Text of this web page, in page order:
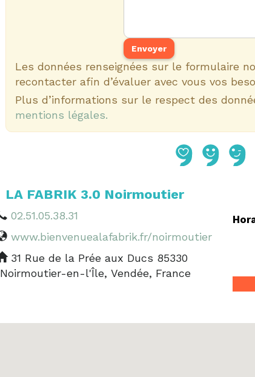
Les données renseignées sur le formulaire
recontacter afin d’évaluer avec vous vos
Plus d’informations sur le respect des
mentions légales.
LA FABRIK 3.0 Noirmoutier
02.51.05.38.31
www.bienvenuealafabrik.fr/noirmoutier
31 Rue de la Prée aux Ducs 85330
Noirmoutier-en-l'Île, Vendée, France